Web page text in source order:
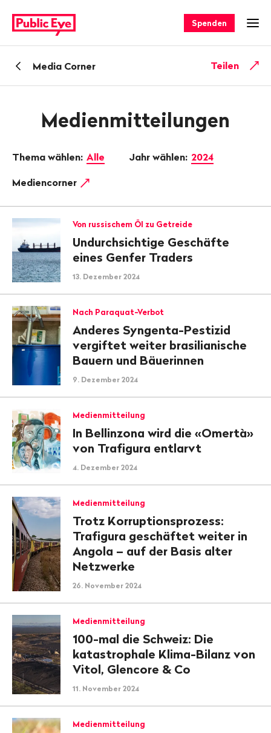
auf
publiceye.ch
Spenden
ZurückMedia Corner Teilen
Medienmitteilungen
Thema wählen: Alle Jahr wählen: 2024
Mediencorner
Von russischem Öl zu Getreide
Undurchsichtige Geschäfte
eines Genfer Traders
13. Dezember 2024
Nach Paraquat-Verbot
Anderes Syngenta-Pestizid
vergiftet weiter brasilianische
Bauern und Bäuerinnen
9. Dezember 2024
Medienmitteilung
In Bellinzona wird die «Omertà»
von Trafigura entlarvt
4. Dezember 2024
Medienmitteilung
Trotz Korruptionsprozess:
Trafigura geschäftet weiter in
Angola – auf der Basis alter
Netzwerke
26. November 2024
Medienmitteilung
100-mal die Schweiz: Die
katastrophale Klima-Bilanz von
Vitol, Glencore & Co
11. November 2024
Medienmitteilung